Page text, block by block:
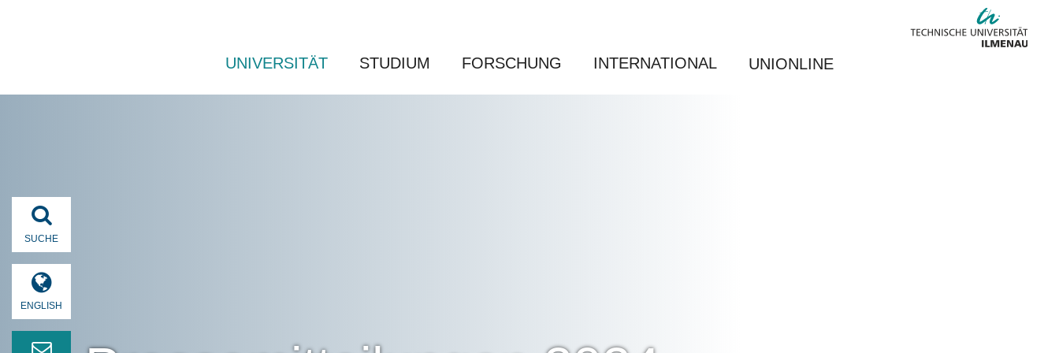
UNIVERSITÄT STUDIUM FORSCHUNG INTERNATIONAL UNIONLINE
SUCHE
ENGLISH